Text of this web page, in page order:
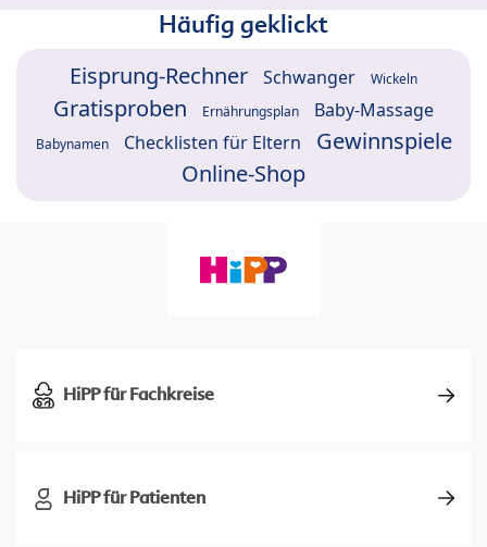
Häufig geklickt
Eisprung-Rechner Schwanger Wickeln
Gratisproben Ernährungsplan Baby-Massage
Babynamen Checklisten für Eltern
Gewinnspiele
Online-Shop
HiPP für Fachkreise
HiPP für Patienten